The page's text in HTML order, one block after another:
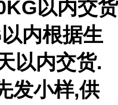
以内交货
内根据生
以内交货.
发小样,供